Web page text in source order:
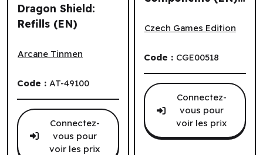
Dragon Shield:
Refills (EN)
Arcane Tinmen
Code : AT-49100
Connectez-
vous pour
voir les prix
Czech Games Edition
Code : CGE00518
Connectez-
vous pour
voir les prix